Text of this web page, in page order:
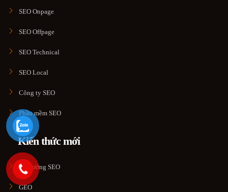
SEO Onpage
SEO Offpage
SEO Technical
SEO Local
Công ty SEO
Phần mềm SEO
Kiến thức mới
Xu hướng SEO
GEO